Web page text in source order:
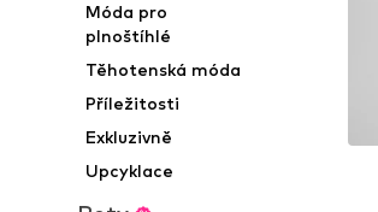
Móda pro
plnoštíhlé
Těhotenská móda
Příležitosti
Exkluzivně
Upcyklace